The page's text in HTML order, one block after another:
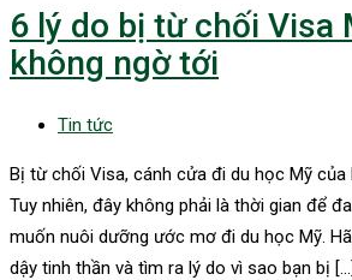
6 lý do bị từ chối Visa
không ngờ tới
Tin tức
Bị từ chối Visa, cánh cửa đi du học Mỹ của
Tuy nhiên, đây không phải là thời gian để
muốn nuôi dưỡng ước mơ đi du học Mỹ.
dậy tinh thần và tìm ra lý do vì sao bạn bị […]